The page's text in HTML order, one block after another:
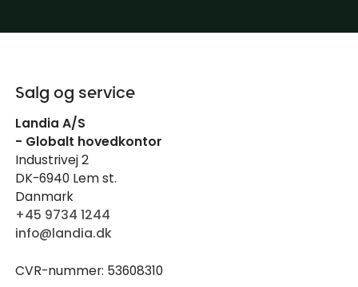
Salg og service
Landia A/S
- Globalt hovedkontor
Industrivej 2
DK-6940 Lem st.
Danmark
+45 9734 1244
info@landia.dk
CVR-nummer: 53608310